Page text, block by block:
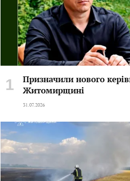
Призначили нового
Житомирщині
31.07.2026